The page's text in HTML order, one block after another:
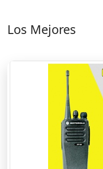
Los Mejores